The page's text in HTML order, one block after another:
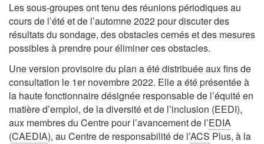
Les sous-groupes ont tenu des réunions périodiques au
cours de l’été et de l’automne 2022 pour discuter des
résultats du sondage, des obstacles cernés et des mesures
possibles à prendre pour éliminer ces obstacles.
Une version provisoire du plan a été distribuée aux fins de
consultation le 1er novembre 2022. Elle a été présentée à
la haute fonctionnaire désignée responsable de l’équité en
matière d’emploi, de la diversité et de l’inclusion (EEDI),
aux membres du Centre pour l’avancement de l’EDIA
(CAEDIA), au Centre de responsabilité de l’ACS Plus, à la